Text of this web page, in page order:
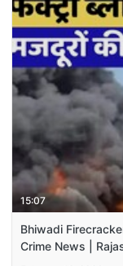
15:07
Bhiwadi Firecracker
Crime News |